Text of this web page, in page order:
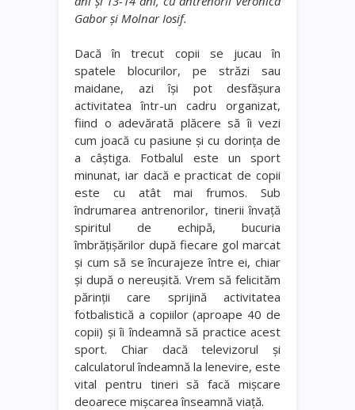
Gabor şi Molnar Iosif.
Dacă în trecut copii se jucau în
spatele blocurilor, pe străzi sau
maidane, azi îşi pot desfăşura
activitatea într-un cadru organizat,
fiind o adevărată plăcere să îi vezi
cum joacă cu pasiune și cu dorinţa de
a câştiga. Fotbalul este un sport
minunat, iar dacă e practicat de copii
este cu atât mai frumos. Sub
îndrumarea antrenorilor, tinerii învață
spiritul de echipă, bucuria
îmbrăţişărilor după fiecare gol marcat
şi cum să se încurajeze între ei, chiar
și după o nereuşită. Vrem să felicităm
părinţii care sprijină activitatea
fotbalistică a copiilor (aproape 40 de
copii) şi îi îndeamnă să practice acest
sport. Chiar dacă televizorul și
calculatorul îndeamnă la lenevire, este
vital pentru tineri să facă mişcare
deoarece mişcarea înseamnă viaţă.